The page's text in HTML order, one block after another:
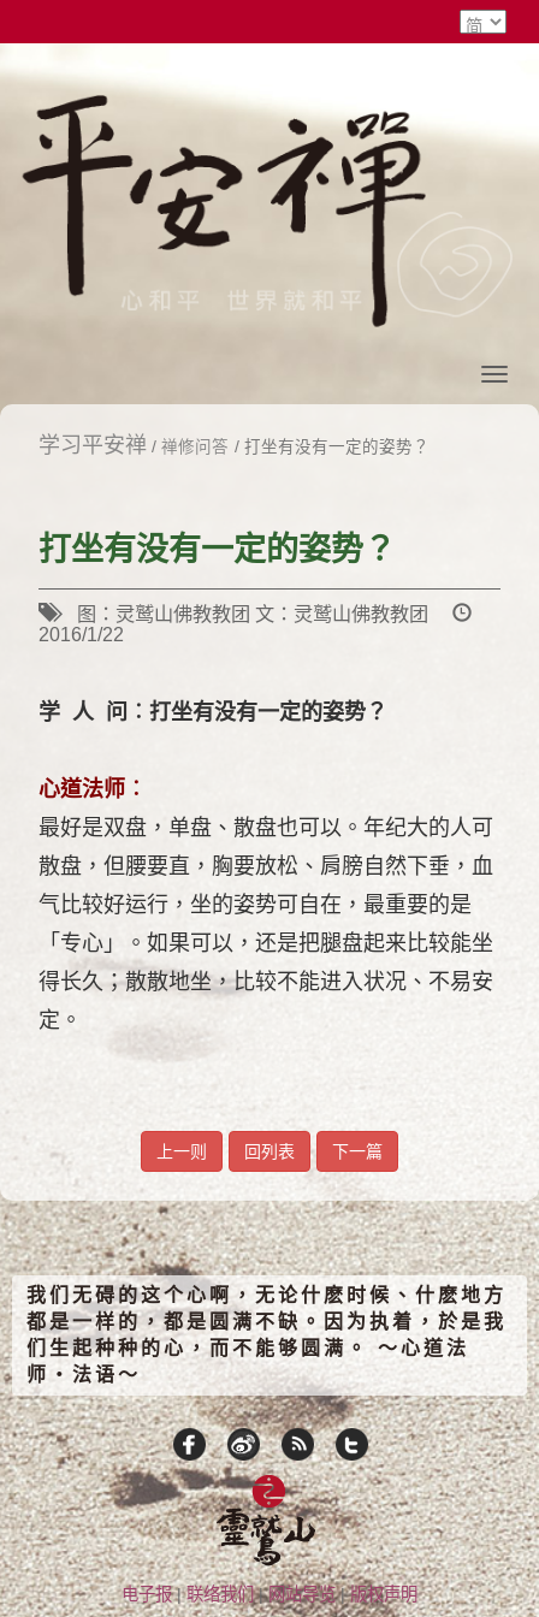
学习平安禅/ 禅修问答 / 打坐有没有一定的姿势？
打坐有没有一定的姿势？
图：灵鹫山佛教教团 文：灵鹫山佛教教团
2016/1/22
学 人 问︰打坐有没有一定的姿势？
心道法师︰
最好是双盘，单盘、散盘也可以。年纪大的人可
散盘，但腰要直，胸要放松、肩膀自然下垂，血
气比较好运行，坐的姿势可自在，最重要的是
「专心」。如果可以，还是把腿盘起来比较能坐
得长久；散散地坐，比较不能进入状况、不易安
定。
上一则 回列表 下一篇
我们无碍的这个心啊，无论什麽时候、什麽地方
都是一样的，都是圆满不缺。因为执着，於是我
们生起种种的心，而不能够圆满。 ～心道法
师‧法语～
电子报|联络我们|网站导览|版权声明